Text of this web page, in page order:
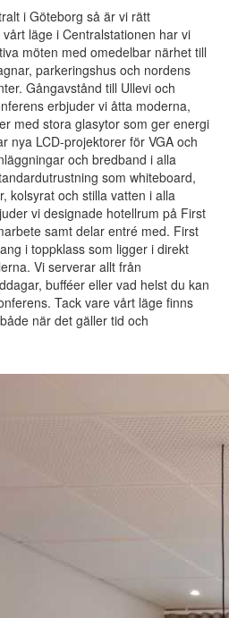
i Göteborg så är vi rätt
läge i Centralstationen har vi
möten med omedelbar närhet till
parkeringshus och nordens
Gångavstånd till Ullevi och
erbjuder vi åtta moderna,
med stora glasytor som ger energi
nya LCD-projektorer för VGA och
och bredband i alla
som whiteboard,
kolsyrat och stilla vatten i alla
vi designade hotellrum på First
samt delar entré med. First
i toppklass som ligger i direkt
Vi serverar allt från
bufféer eller vad helst du kan
Tack vare vårt läge finns
när det gäller tid och